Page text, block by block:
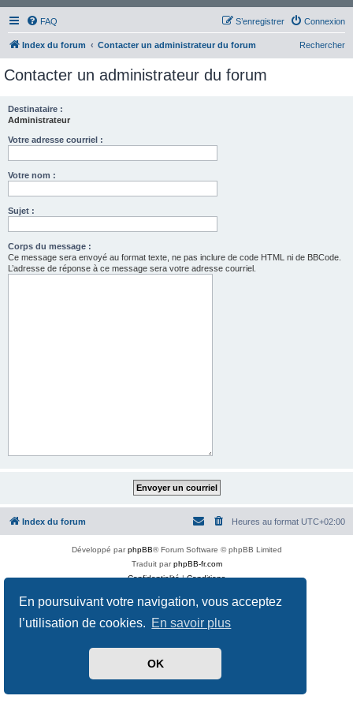
En poursuivant votre navigation, vous acceptez
l’utilisation de cookies. En savoir plus
OK
FAQ Connexion
S’enregistrer
Index du forum Contacter un administrateur du forum Rechercher
Contacter un administrateur du forum
Destinataire :
Administrateur
Votre adresse courriel :
Votre nom :
Sujet :
Corps du message :
Ce message sera envoyé au format texte, ne pas inclure de code HTML ni de BBCode.
L’adresse de réponse à ce message sera votre adresse courriel.
Index du forum Heures au format UTC+02:00
Développé parphpBB® Forum Software © phpBB Limited
Traduit parphpBB-fr.com
Confidentialité|Conditions